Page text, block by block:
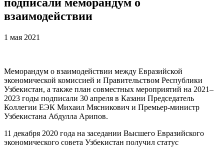
взаимодействии
1 мая 2021
Меморандум о взаимодействии между Евразийской
экономической комиссией и Правительством Республики
Узбекистан, а также план совместных мероприятий на 2021–
2023 годы подписали 30 апреля в Казани Председатель
Коллегии ЕЭК Михаил Мясникович и Премьер-министр
Узбекистана Абдулла Арипов.
11 декабря 2020 года на заседании Высшего Евразийского
экономического совета Узбекистан получил статус